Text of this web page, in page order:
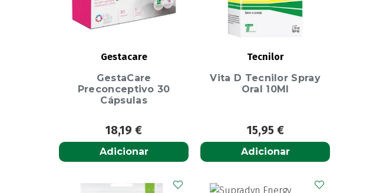
Gestacare
GestaCare
Preconceptivo 30
Cápsulas
18,19€
Adicionar
Tecnilor
Vita D Tecnilor Spray
Oral 10Ml
15,95 €
Adicionar